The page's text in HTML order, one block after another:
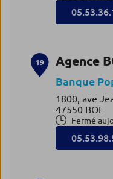
19 Agence
Banque
1800, ave
47550 BOE
Fermé